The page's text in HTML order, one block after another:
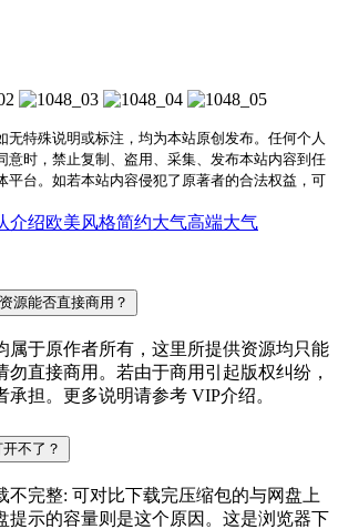
无特殊说明或标注，均为本站原创发布。任何个人
意时，禁止复制、盗用、采集、发布本站内容到任
平台。如若本站内容侵犯了原著者的合法权益，可
介绍欧美风格简约大气高端大气
源能否直接商用？
属于原作者所有，这里所提供资源均只能
勿直接商用。若由于商用引起版权纠纷，
担。更多说明请参考 VIP介绍。
不了？
不完整: 可对比下载完压缩包的与网盘上
提示的容量则是这个原因。这是浏览器下